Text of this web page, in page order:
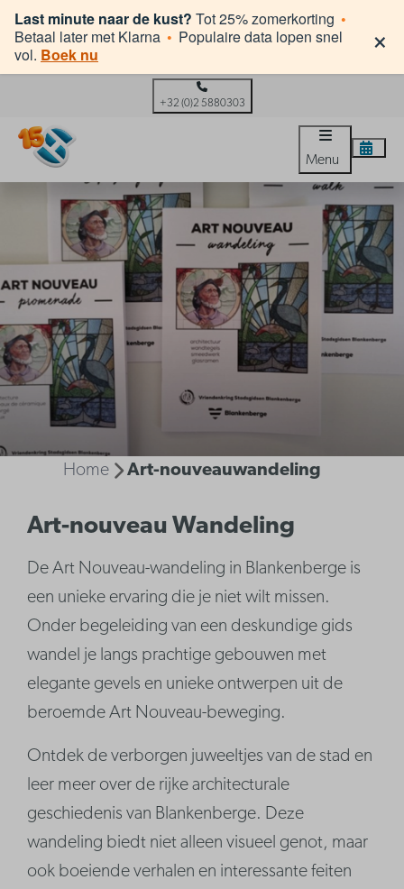
Last minute naar de kust? Tot 25% zomerkorting •
Betaal later met Klarna • Populaire data lopen snel
vol. Boek nu ×
+32 (0)2 5880303
Menu
Home Art-nouveauwandeling
Art-nouveau Wandeling
De Art Nouveau-wandeling in Blankenberge is
een unieke ervaring die je niet wilt missen.
Onder begeleiding van een deskundige gids
wandel je langs prachtige gebouwen met
elegante gevels en unieke ontwerpen uit de
beroemde Art Nouveau-beweging.
Ontdek de verborgen juweeltjes van de stad en
leer meer over de rijke architecturale
geschiedenis van Blankenberge. Deze
wandeling biedt niet alleen visueel genot, maar
ook boeiende verhalen en interessante feiten